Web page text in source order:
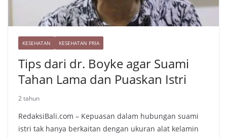
KESEHATAN KESEHATAN PRIA
Tips dari dr. Boyke agar Suami
Tahan Lama dan Puaskan Istri
2 tahun
RedaksiBali.com – Kepuasan dalam hubungan suami
istri tak hanya berkaitan dengan ukuran alat kelamin